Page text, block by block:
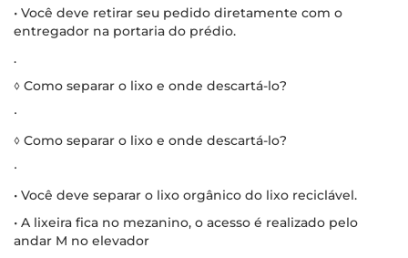
• Você deve retirar seu pedido diretamente com o
entregador na portaria do prédio.
.
◊ Como separar o lixo e onde descartá-lo?
∙
◊ Como separar o lixo e onde descartá-lo?
∙
• Você deve separar o lixo orgânico do lixo reciclável.
• A lixeira fica no mezanino, o acesso é realizado pelo
andar M no elevador